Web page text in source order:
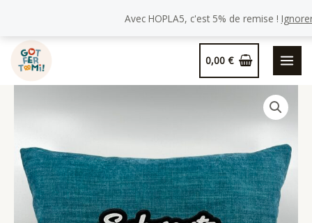
Avec HOPLA5, c'est 5% de remise !
0,00€